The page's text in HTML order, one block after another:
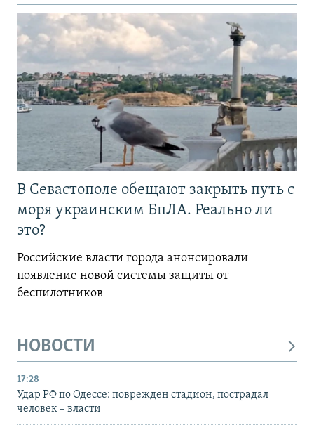
В Севастополе обещают закрыть путь с
моря украинским БпЛА. Реально ли
это?
Российские власти города анонсировали
появление новой системы защиты от
беспилотников
НОВОСТИ
17:28
Удар РФ по Одессе: поврежден стадион, пострадал
человек – власти